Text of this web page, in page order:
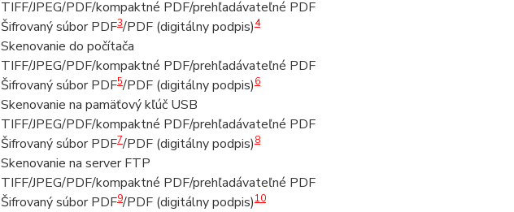
TIFF/JPEG/PDF/kompaktné PDF/prehľadávateľné PDF
Šifrovaný súbor PDF3/PDF (digitálny podpis)4
Skenovanie do počítača
TIFF/JPEG/PDF/kompaktné PDF/prehľadávateľné PDF
Šifrovaný súbor PDF5/PDF (digitálny podpis)6
Skenovanie na pamäťový kľúč USB
TIFF/JPEG/PDF/kompaktné PDF/prehľadávateľné PDF
Šifrovaný súbor PDF7/PDF (digitálny podpis)8
Skenovanie na server FTP
TIFF/JPEG/PDF/kompaktné PDF/prehľadávateľné PDF
Šifrovaný súbor PDF9/PDF (digitálny podpis)10